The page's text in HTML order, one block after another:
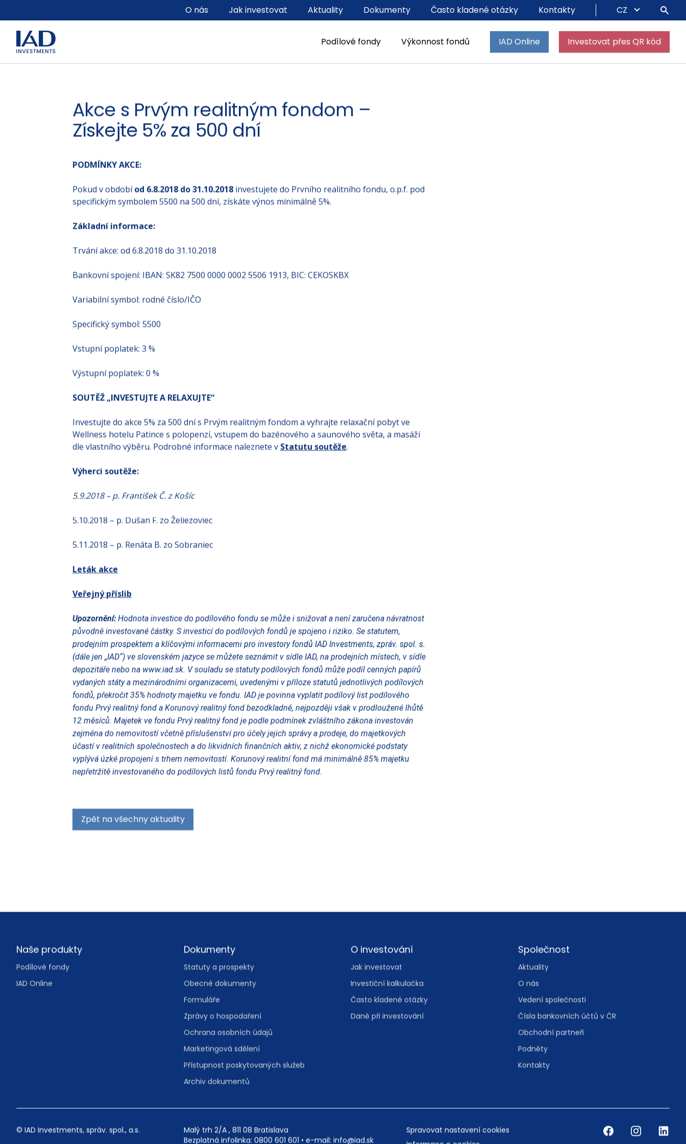
Podílové fondy Výkonnost fondů IAD Online Investovat přes QR kód
O nás Jak investovat Aktuality Dokumenty Často kladené otázky Kontakty CZ
Akce s Prvým realitným fondom –
Získejte 5% za 500 dní
PODMÍNKY AKCE:
Pokud v obdobíod 6.8.2018 do 31.10.2018 investujete do Prvního realitního fondu, o.p.f. pod
specifickým symbolem 5500 na 500 dní, získáte výnos minimálně 5%.
Základní informace:
Trvání akce: od 6.8.2018 do 31.10.2018
Bankovní spojení: IBAN: SK82 7500 0000 0002 5506 1913, BIC: CEKOSKBX
Variabilní symbol: rodné číslo/IČO
Specifický symbol: 5500
Vstupní poplatek: 3 %
Výstupní poplatek: 0 %
SOUTĚŽ „INVESTUJTE A RELAXUJTE“
Investujte do akce 5% za 500 dní s Prvým realitným fondom a vyhrajte relaxační pobyt ve
Wellness hotelu Patince s polopenzí, vstupem do bazénového a saunového světa, a masáží
dle vlastního výběru. Podrobné informace naleznete vStatutu soutěže.
Výherci soutěže:
5.9.2018 – p. František Č. z Košíc
5.10.2018 – p. Dušan F. zo Želiezoviec
5.11.2018 – p. Renáta B. zo Sobraniec
Leták akce
Veřejný příslib
Upozornění: Hodnota investice do podílového fondu se může i snižovat a není zaručena návratnost
původně investované částky. S investicí do podílových fondů je spojeno i riziko. Se statutem,
prodejním prospektem a klíčovými informacemi pro investory fondů IAD Investments, zpráv. spol. s.
(dále jen „IAD“) ve slovenském jazyce se můžete seznámit v sídle IAD, na prodejních místech, v sídle
depozitáře nebo na www.iad.sk. V souladu se statuty podílových fondů může podíl cenných papírů
vydaných státy a mezinárodními organizacemi, uvedenými v příloze statutů jednotlivých podílových
fondů, překročit 35% hodnoty majetku ve fondu. IAD je povinna vyplatit podílový list podílového
fondu Prvý realitný fond a Korunový realitný fond bezodkladně, nejpozději však v prodloužené lhůtě
12 měsíců. Majetek ve fondu Prvý realitný fond je podle podmínek zvláštního zákona investován
zejména do nemovitostí včetně příslušenství pro účely jejich správy a prodeje, do majetkových
účastí v realitních společnostech a do likvidních finančních aktiv, z nichž ekonomické podstaty
vyplývá úzké propojení s trhem nemovitostí. Korunový realitní fond má minimálně 85% majetku
nepřetržitě investovaného do podílových listů fondu Prvý realitný fond.
Zpět na všechny aktuality
Footer
Naše produkty
Podílové fondy
IAD Online
Dokumenty
Statuty a prospekty
Obecné dokumenty
Formuláře
Zprávy o hospodaření
Ochrana osobních údajů
Marketingová sdělení
Přístupnost poskytovaných služeb
Archiv dokumentů
O investování
Jak investovat
Investiční kalkulačka
Často kladené otázky
Daně při investování
Společnost
Aktuality
O nás
Vedení společnosti
Čísla bankovních účtů v ČR
Obchodní partneři
Podněty
Kontakty
© IAD Investments, správ. spol., a.s.
Malý trh 2/A , 811 08 Bratislava
Bezplatná infolinka: 0800 601 601 • e-mail: info@iad.sk
Spravovat nastavení cookies